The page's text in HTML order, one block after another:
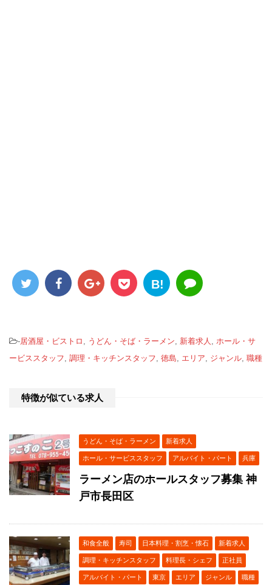
B!
-居酒屋・ビストロ うどん・そば・ラーメン 新着求人
ホール・サ
ービススタッフ 調理・キッチンスタッフ 徳島 エリア ジャンル 職種
特徴が似ている求人
うどん・そば・ラーメン 新着求人
ホール・サービススタッフ アルバイト・パート 兵庫
ラーメン店のホールスタッフ募集 神
戸市長田区
和食全般 寿司 日本料理・割烹・懐石 新着求人
調理・キッチンスタッフ 料理長・シェフ 正社員
アルバイト・パート 東京 エリア ジャンル 職種